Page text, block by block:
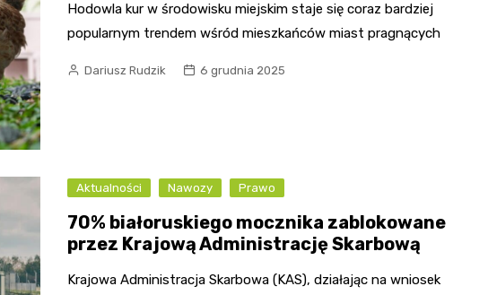
Hodowla kur w środowisku miejskim staje się coraz bardziej
popularnym trendem wśród mieszkańców miast pragnących
Dariusz Rudzik 6 grudnia 2025
Aktualności Nawozy Prawo
70% białoruskiego mocznika zablokowane
przez Krajową Administrację Skarbową
Krajowa Administracja Skarbowa (KAS), działając na wniosek